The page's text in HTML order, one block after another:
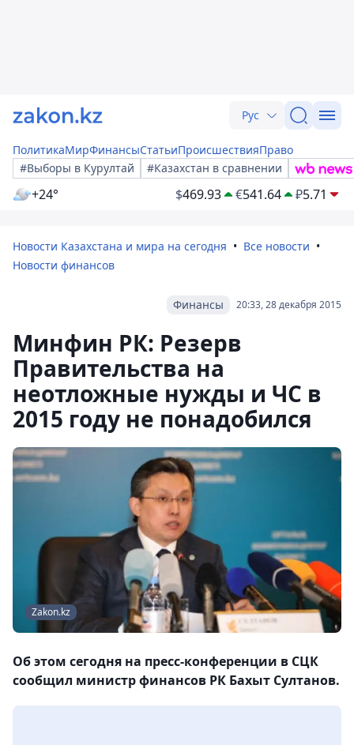
Рус
ПолитикаМирФинансыСтатьиПроисшествияПраво
#Выборы в Курултай
#Казахстан в сравнении
+24° $469.93 €541.64 ₽5.71
Новости Казахстана и мира на сегодня
Все новости
Новости финансов
20:33, 28 декабря 2015
Финансы
Минфин РК: Резерв
Правительства на
неотложные нужды и ЧС в
2015 году не понадобился
Zakon.kz
Об этом сегодня на пресс-конференции в СЦК
сообщил министр финансов РК Бахыт Султанов.